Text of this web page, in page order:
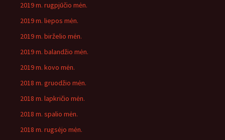
2019 m. rugpjūčio mėn.
2019 m. liepos mėn.
2019 m. birželio mėn.
2019 m. balandžio mėn.
2019 m. kovo mėn.
2018 m. gruodžio mėn.
2018 m. lapkričio mėn.
2018 m. spalio mėn.
2018 m. rugsėjo mėn.